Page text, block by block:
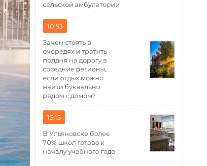
сельской амбулатории
10:53
Зачем стоять в
очередях и тратить
полдня на дорогу в
соседние регионы,
если отдых можно
найти буквально
рядом с домом?
13:15
В Ульяновске более
70% школ готово к
началу учебного года